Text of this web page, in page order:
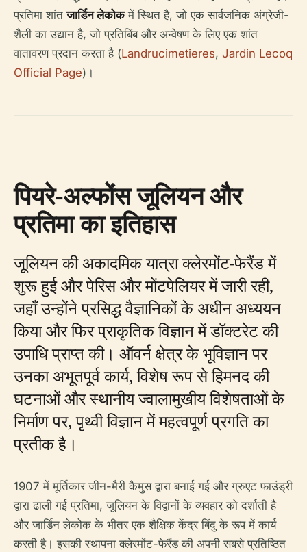
प्रतिमा शांतजार्डिन लेकोकमें स्थित है, जो एक सार्वजनिक अंग्रेजी-
शैली का उद्यान है, जो प्रतिबिंब और अन्वेषण के लिए एक शांत
वातावरण प्रदान करता है (Landrucimetieres, Jardin Lecoq
Official Page)।
पियरे-अल्फोंस जूलियन और
प्रतिमा का इतिहास
जूलियन की अकादमिक यात्रा क्लेरमोंट-फेरैंड में
शुरू हुई और पेरिस और मोंटपेलियर में जारी रही,
जहाँ उन्होंने प्रसिद्ध वैज्ञानिकों के अधीन अध्ययन
किया और फिर प्राकृतिक विज्ञान में डॉक्टरेट की
उपाधि प्राप्त की। ऑवर्न क्षेत्र के भूविज्ञान पर
उनका अभूतपूर्व कार्य, विशेष रूप से हिमनद की
घटनाओं और स्थानीय ज्वालामुखीय विशेषताओं के
निर्माण पर, पृथ्वी विज्ञान में महत्वपूर्ण प्रगति का
प्रतीक है।
1907 में मूर्तिकार जीन-मैरी कैमुस द्वारा बनाई गई और ग्रुएट फाउंड्री
द्वारा ढाली गई प्रतिमा, जूलियन के विद्वानों के व्यवहार को दर्शाती है
और जार्डिन लेकोक के भीतर एक शैक्षिक केंद्र बिंदु के रूप में कार्य
करती है। इसकी स्थापना क्लेरमोंट-फेरैंड की अपनी सबसे प्रतिष्ठित